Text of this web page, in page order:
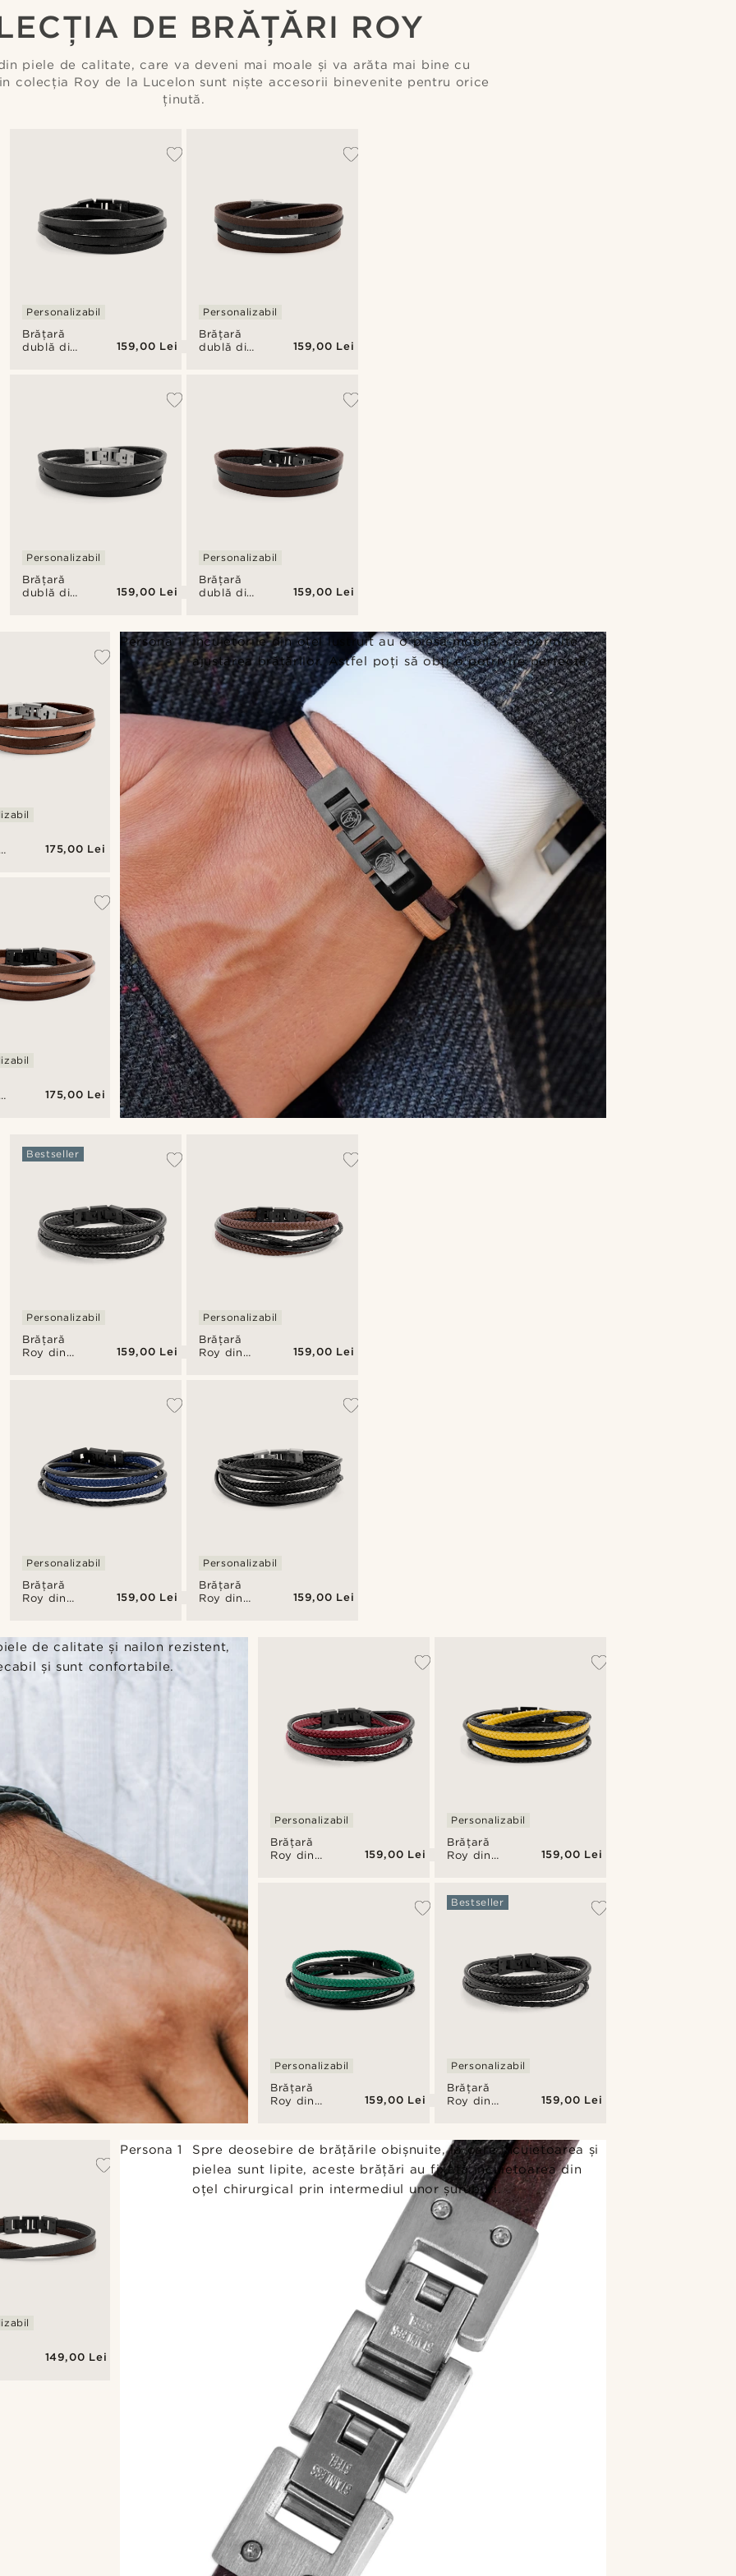
DE BRĂȚĂRI ROY
piele de calitate, care va deveni mai moale și va arăta mai bine cu
colecția Roy de la Lucelon sunt niște accesorii binevenite pentru orice
ținută.
Brățară
dublă din
Personalizabil
159,00 Lei
Brățară
dublă din
Personalizabil
159,00 Lei
Brățară
dublă din
Personalizabil
159,00 Lei
Brățară
dublă din
Dark
Personalizabil
159,00 Lei
Persona 1
Încuietorile din oțel lustruit au o piesă mobilă, ce permite
ajustarea brățărilor. Astfel poți să obți o potrivire perfectă.
175,00 Lei
175,00 Lei
Brățară
Roy din
Bestseller
Personalizabil
159,00 Lei
Brățară
Roy din
albastră
Personalizabil
159,00 Lei
Brățară
Roy din
Personalizabil
159,00 Lei
Brățară
Roy din
argintiu
Personalizabil
159,00 Lei
de calitate și nailon rezistent,
și sunt confortabile.
Brățară
Roy din
Personalizabil
159,00 Lei
Brățară
Roy din
Personalizabil
159,00 Lei
Brățară
Roy din
galben
Personalizabil
159,00 Lei
Brățară
Roy din
Bestseller
Personalizabil
159,00 Lei
Persona 1
Spre deosebire de brățările obișnuite, la care încuietoarea și
pielea sunt lipite, aceste brățări au fixată încuietoarea din
oțel chirurgical prin intermediul unor șuruburi.
149,00 Lei